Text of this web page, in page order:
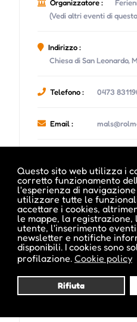
Questo sito web utilizza i
corretto funzionamento
l'esperienza di
utilizzare tutte le
accettare i cookies,
le mappe, la registrazione,
utente, l'inserimento
newsletter e notifiche
disponibili. I cookies sono
profilazione. Cookie policy
Rifiuta
Organizzatore :
(Vedi altri eventi di
Indirizzo :
Chiesa di San Leonardo,
Telefono : 0473
Email :
Date e orari evento :